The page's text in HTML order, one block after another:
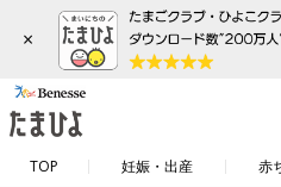
×
TOP 妊娠・出産 赤